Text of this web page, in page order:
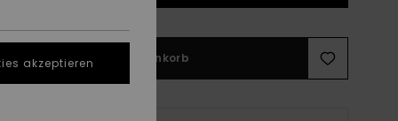
In den Warenkorb
akzeptieren